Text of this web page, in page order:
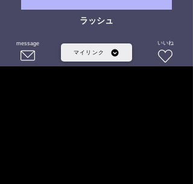
ラッシュ
message
マイリンク
いいね